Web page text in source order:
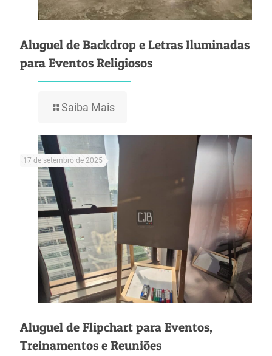
Aluguel de Backdrop e Letras Iluminadas
para Eventos Religiosos
Saiba Mais
17 de setembro de 2025
Aluguel de Flipchart para Eventos,
Treinamentos e Reuniões